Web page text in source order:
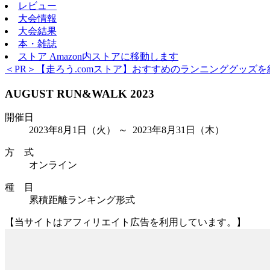
レビュー
大会情報
大会結果
本・雑誌
ストア Amazon内ストアに移動します
＜PR＞【走ろう.comストア】おすすめのランニンググッズを
AUGUST RUN&WALK 2023
開催日
2023年8月1日
（火） ～ 2023年8月31日 （木）
方 式
オンライン
種 目
累積距離ランキング形式
【当サイトはアフィリエイト広告を利用しています。】